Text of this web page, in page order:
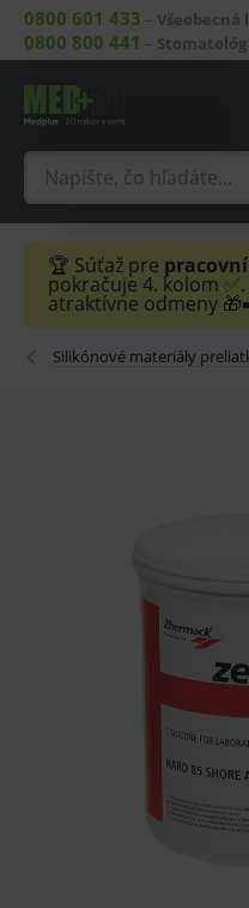
0800 601 433 – Všeobecná
0800 800 441 – Stomatológ
🏆 Súťaž pre
pokračuje 4. kolom ✅.
atraktívne odmeny
Silikónové materiály